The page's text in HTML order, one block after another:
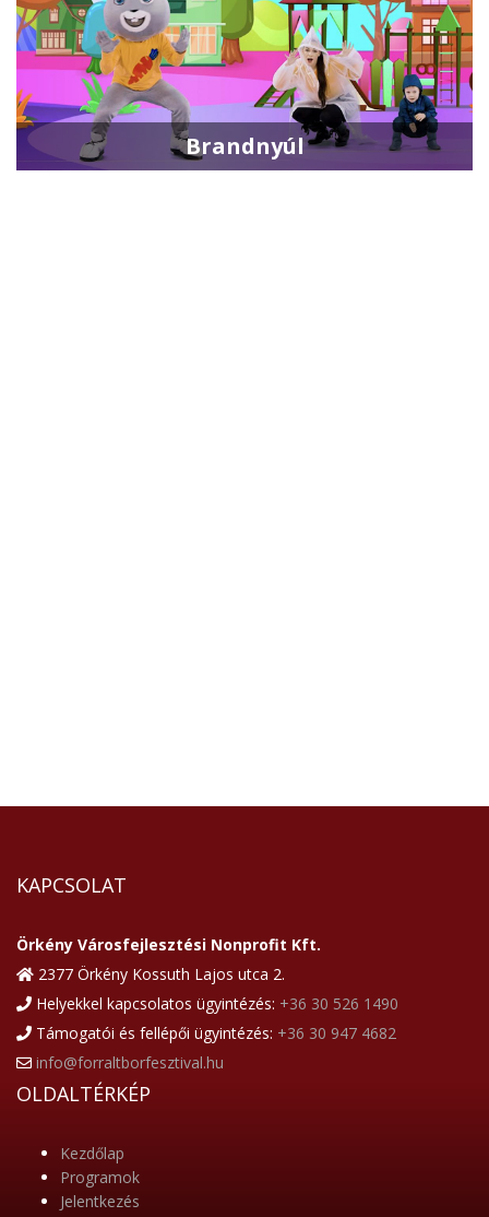
Brandnyúl
KAPCSOLAT
Örkény Városfejlesztési Nonprofit Kft.
2377 Örkény Kossuth Lajos utca 2.
Helyekkel kapcsolatos ügyintézés: +36 30 526 1490
Támogatói és fellépői ügyintézés: +36 30 947 4682
info@forraltborfesztival.hu
OLDALTÉRKÉP
Kezdőlap
Programok
Jelentkezés